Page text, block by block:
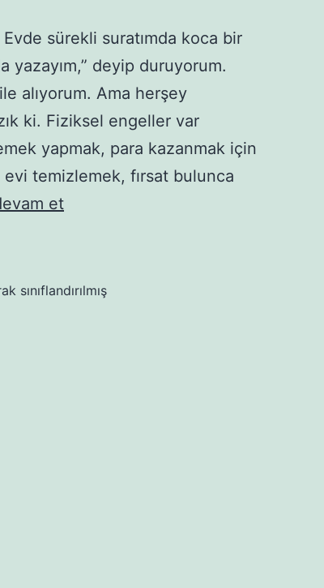
sürekli suratımda koca bir
yazayım,” deyip duruyorum.
alıyorum. Ama herşey
ki. Fiziksel engeller var
yapmak, para kazanmak için
temizlemek, fırsat bulunca
etYazayım
yazayım?
sınıflandırılmış